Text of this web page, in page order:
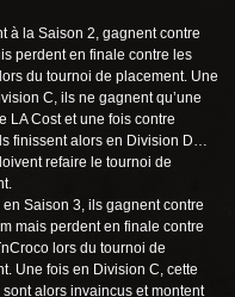
à la Saison 2, gagnent contre
perdent en finale contre les
du tournoi de placement. Une
C, ils ne gagnent qu’une
LA Cost et une fois contre
finissent alors en Division D…
refaire le tournoi de
en Saison 3, ils gagnent contre
mais perdent en finale contre
lors du tournoi de
Une fois en Division C, cette
sont alors invaincus et montent